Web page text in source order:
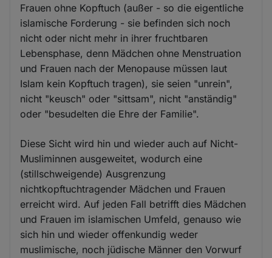
Frauen ohne Kopftuch (außer - so die eigentliche
islamische Forderung - sie befinden sich noch
nicht oder nicht mehr in ihrer fruchtbaren
Lebensphase, denn Mädchen ohne Menstruation
und Frauen nach der Menopause müssen laut
Islam kein Kopftuch tragen), sie seien "unrein",
nicht "keusch" oder "sittsam", nicht "anständig"
oder "besudelten die Ehre der Familie".
Diese Sicht wird hin und wieder auch auf Nicht-
Musliminnen ausgeweitet, wodurch eine
(stillschweigende) Ausgrenzung
nichtkopftuchtragender Mädchen und Frauen
erreicht wird. Auf jeden Fall betrifft dies Mädchen
und Frauen im islamischen Umfeld, genauso wie
sich hin und wieder offenkundig weder
muslimische, noch jüdische Männer den Vorwurf